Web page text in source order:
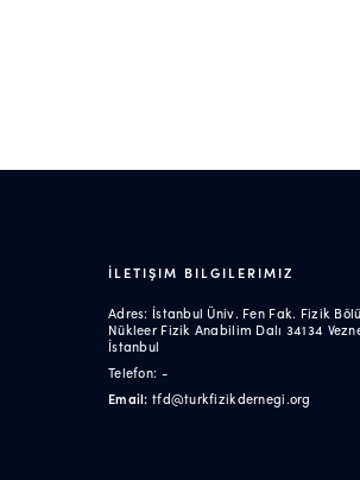
İLETIŞIM BILGILERIMIZ
Adres: İstanbul Üniv. Fen Fak. Fizik
Nükleer Fizik Anabilim Dalı 34134
İstanbul
Telefon: -
Email: tfd@turkfizikdernegi.org